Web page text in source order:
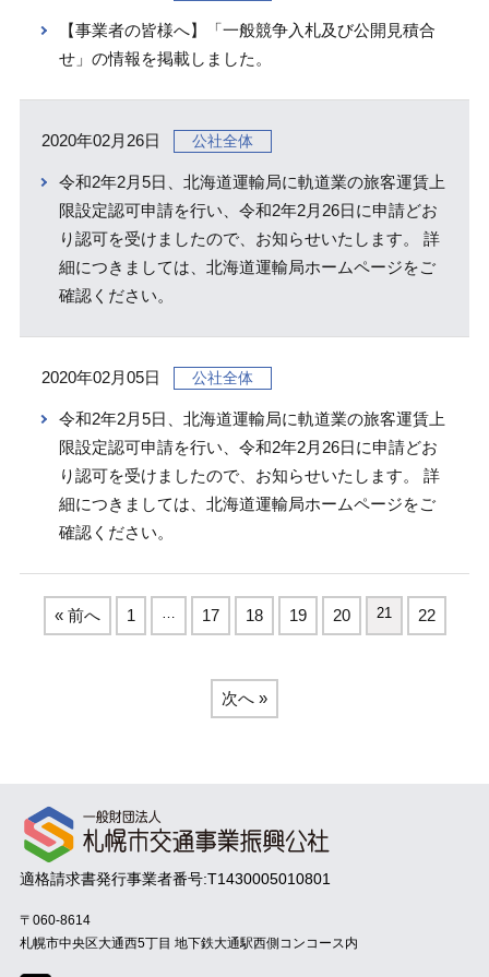
【事業者の皆様へ】「一般競争入札及び公開見積合
せ」の情報を掲載しました。
2020年02月26日 公社全体
令和2年2月5日、北海道運輸局に軌道業の旅客運賃上
限設定認可申請を行い、令和2年2月26日に申請どお
り認可を受けましたので、お知らせいたします。 詳
細につきましては、北海道運輸局ホームページをご
確認ください。
2020年02月05日 公社全体
令和2年2月5日、北海道運輸局に軌道業の旅客運賃上
限設定認可申請を行い、令和2年2月26日に申請どお
り認可を受けましたので、お知らせいたします。 詳
細につきましては、北海道運輸局ホームページをご
確認ください。
« 前へ 1 … 17 18 19 20 21 22
次へ »
適格請求書発行事業者番号:T1430005010801
〒060-8614
札幌市中央区大通西5丁目 地下鉄大通駅西側コンコース内